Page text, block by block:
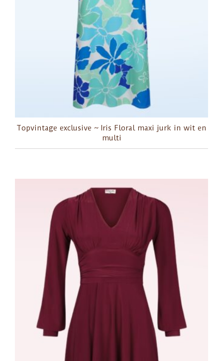
Topvintage exclusive ~ Iris Floral maxi jurk in wit en
multi